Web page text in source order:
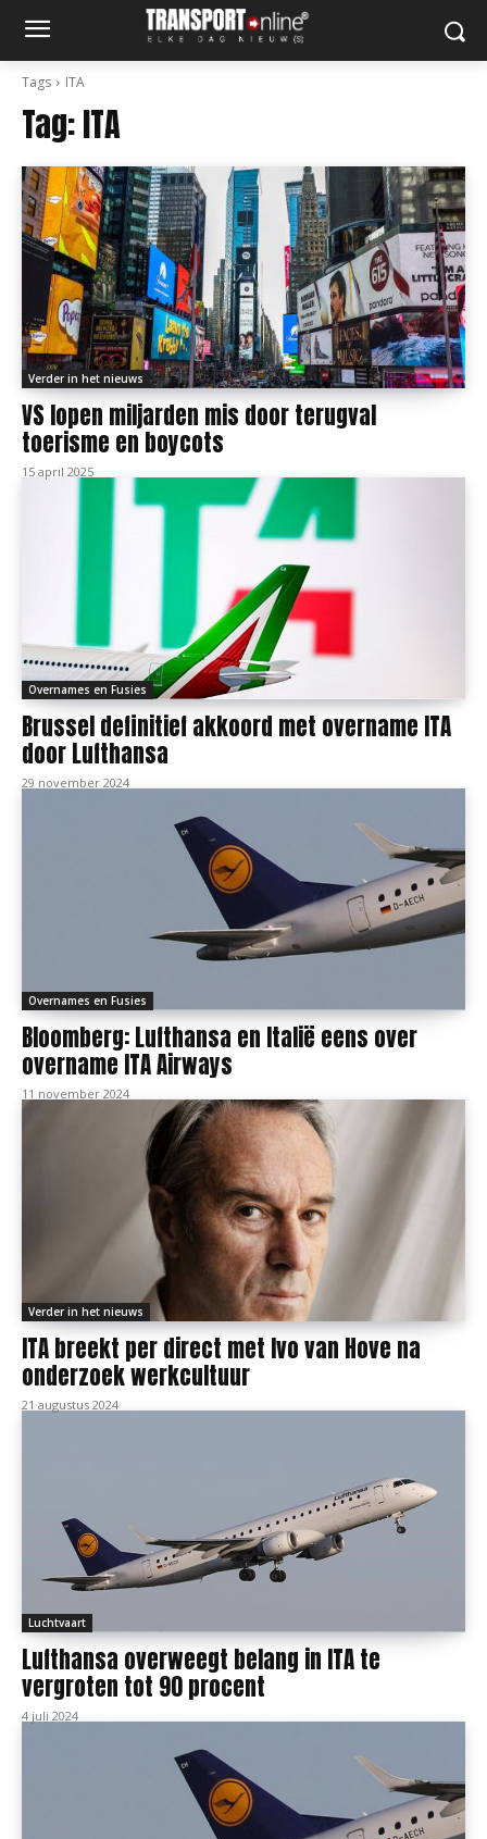
Tags ITA
Tag:ITA
Verder in het nieuws
VS lopen miljarden mis door terugval
toerisme en boycots
15 april 2025
Overnames en Fusies
Brussel definitief akkoord met overname ITA
door Lufthansa
29 november 2024
Overnames en Fusies
Bloomberg: Lufthansa en Italië eens over
overname ITA Airways
11 november 2024
Verder in het nieuws
ITA breekt per direct met Ivo van Hove na
onderzoek werkcultuur
21 augustus 2024
Luchtvaart
Lufthansa overweegt belang in ITA te
vergroten tot 90 procent
4 juli 2024